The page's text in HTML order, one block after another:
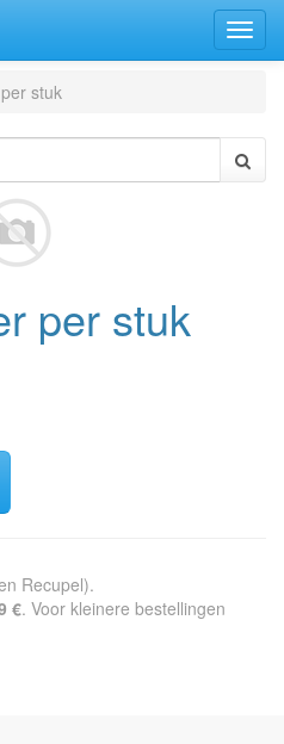
stuk
per stuk
Recupel).
€. Voor kleinere bestellingen